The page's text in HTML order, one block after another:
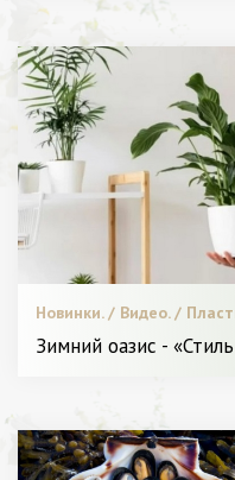
Новинки. / Видео. /
питание. / Высокая
Красота.
Зимний оазис -